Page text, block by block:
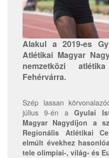
Alakul a 2019-es
Atlétikai Magyar
nemzetközi
Fehérvárra.
Szép lassan
július 9-én aGyulai
Magyar Nagydíjon a
Regionális Atlétikai
elmúlt évekhez
tele olimpiai-, világ- és